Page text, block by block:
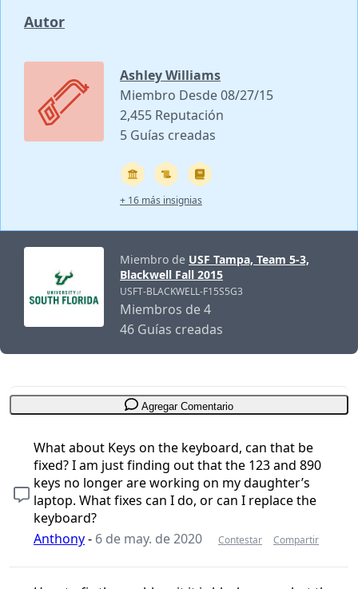
Autor
Ashley Williams
Miembro Desde 08/27/15
2,455 Reputación
5 Guías creadas
+ 16 más insignias
Miembro de USF Tampa, Team 5-3,
Blackwell Fall 2015
USFT-BLACKWELL-F15S5G3
Miembros de 4
46 Guías creadas
Agregar Comentario
What about Keys on the keyboard, can that be
fixed? I am just finding out that the 123 and 890
keys no longer are working on my daughter’s
laptop. What fixes can I do, or can I replace the
keyboard?
Anthony- 6 de may. de 2020 Contestar Compartir